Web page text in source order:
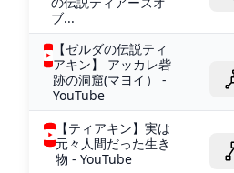
ブ...
【ゼルダの伝説ティ
アキン】 アッカレ砦
跡の洞窟(マヨイ） -
YouTube
【ティアキン】実は
元々人間だった生き
物 - YouTube